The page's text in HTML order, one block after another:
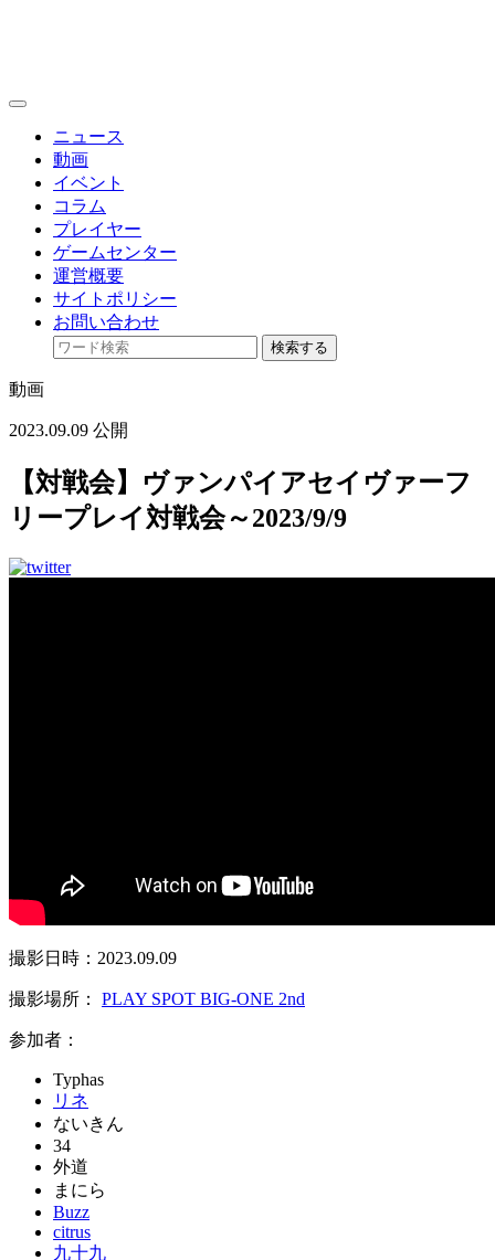
toggle
ニュース
動画
イベント
コラム
プレイヤー
ゲームセンター
運営概要
サイトポリシー
お問い合わせ
検索する
動画
2023.09.09 公開
【対戦会】ヴァンパイアセイヴァーフ
リープレイ対戦会～2023/9/9
撮影日時：2023.09.09
撮影場所： PLAY SPOT BIG-ONE 2nd
参加者：
Typhas
リネ
ないきん
34
外道
まにら
Buzz
citrus
九十九